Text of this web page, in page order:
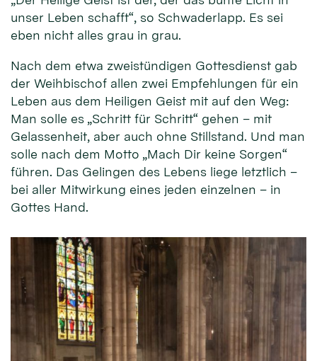
unser Leben schafft“, so Schwaderlapp. Es sei
eben nicht alles grau in grau.
Nach dem etwa zweistündigen Gottesdienst gab
der Weihbischof allen zwei Empfehlungen für ein
Leben aus dem Heiligen Geist mit auf den Weg:
Man solle es „Schritt für Schritt“ gehen – mit
Gelassenheit, aber auch ohne Stillstand. Und man
solle nach dem Motto „Mach Dir keine Sorgen“
führen. Das Gelingen des Lebens liege letztlich –
bei aller Mitwirkung eines jeden einzelnen – in
Gottes Hand.